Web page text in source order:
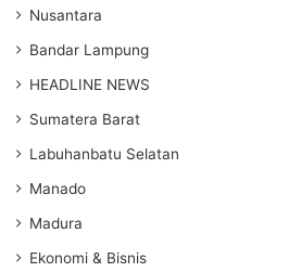
Nusantara
Bandar Lampung
HEADLINE NEWS
Sumatera Barat
Labuhanbatu Selatan
Manado
Madura
Ekonomi & Bisnis